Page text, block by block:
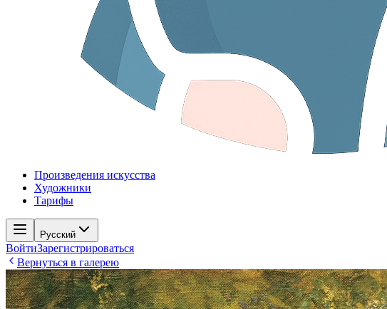
Произведения искусства
Художники
Тарифы
Русский
ВойтиЗарегистрироваться
Вернуться в галерею